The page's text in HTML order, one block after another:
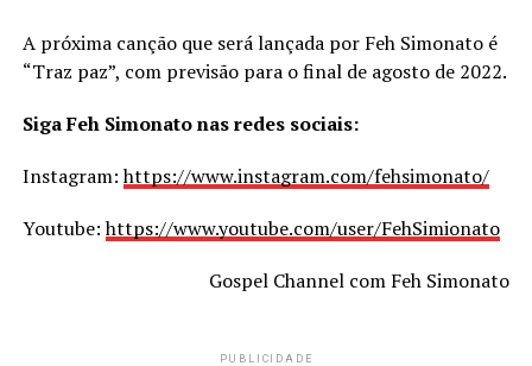
A próxima canção que será lançada por Feh Simonato é
“Traz paz”, com previsão para o final de agosto de 2022.
Siga Feh Simonato nas redes sociais:
Instagram:https://www.instagram.com/fehsimonato/
Youtube:https://www.youtube.com/user/FehSimionato
Gospel Channel com Feh Simonato
PUBLICIDADE